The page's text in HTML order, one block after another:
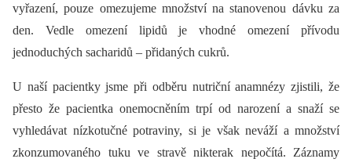
vyřazení, pouze omezujeme množství na stanovenou dávku za
den. Vedle omezení lipidů je vhodné omezení přívodu
jednoduchých sacharidů –⁠ přidaných cukrů.
U naší pacientky jsme při odběru nutriční anamnézy zjistili, že
přesto že pacientka onemocněním trpí od narození a snaží se
vyhledávat nízkotučné potraviny, si je však neváží a množství
zkonzumovaného tuku ve stravě nikterak nepočítá. Záznamy